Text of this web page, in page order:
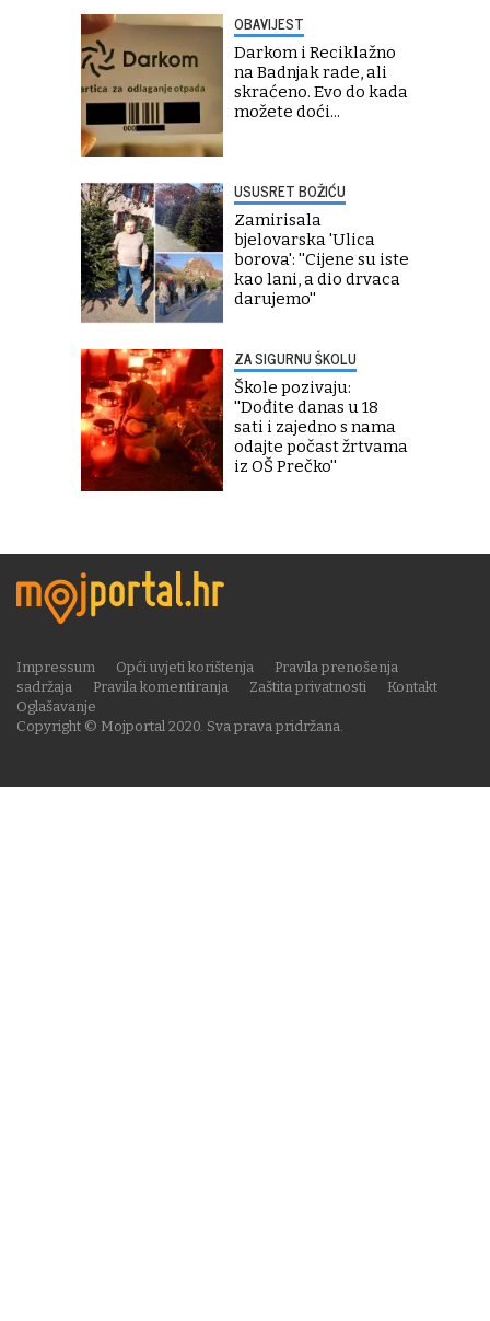
OBAVIJEST
Darkom i Reciklažno
na Badnjak rade, ali
skraćeno. Evo do kada
možete doći...
USUSRET BOŽIĆU
Zamirisala
bjelovarska 'Ulica
borova': ''Cijene su iste
kao lani, a dio drvaca
darujemo''
ZA SIGURNU ŠKOLU
Škole pozivaju:
''Dođite danas u 18
sati i zajedno s nama
odajte počast žrtvama
iz OŠ Prečko''
Copyright © Mojportal 2020. Sva prava pridržana.
Impressum Opći uvjeti korištenja
Pravila prenošenja
sadržaja
Pravila komentiranja Zaštita privatnosti
Kontakt
Oglašavanje